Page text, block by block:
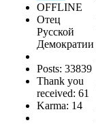
OFFLINE
Отец
Русской
Демократии
Posts: 33839
Thank you
received: 61
Karma: 14